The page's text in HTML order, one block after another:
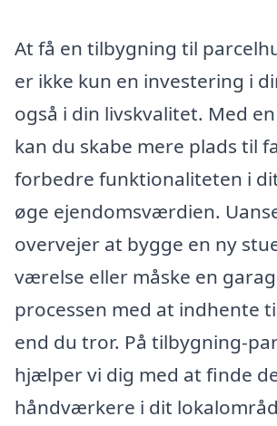
At få en tilbygning til
er ikke kun en investering i
også i din livskvalitet. Med
kan du skabe mere plads til
forbedre funktionaliteten i
øge ejendomsværdien.
overvejer at bygge en ny
værelse eller måske en
processen med at indhente
end du tror. På tilbygning-
hjælper vi dig med at finde
håndværkere i dit